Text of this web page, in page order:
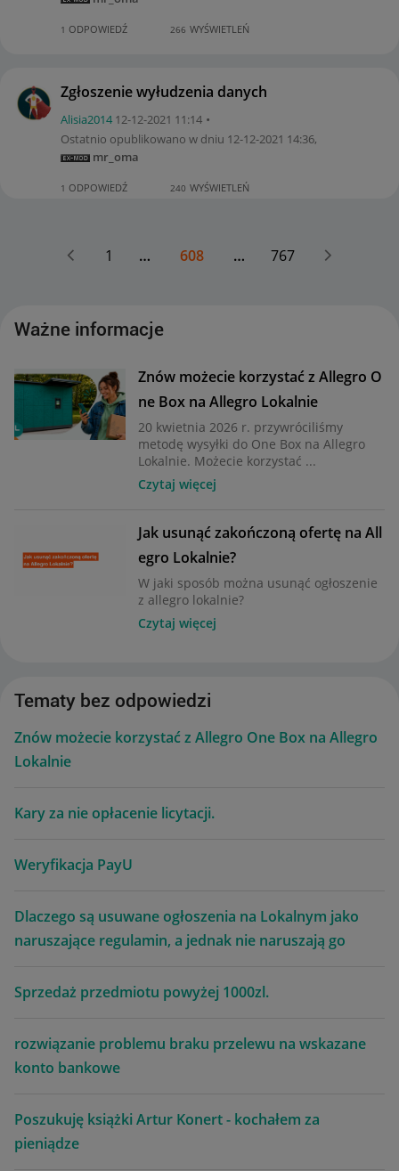
1 ODPOWIEDŹ 266 WYŚWIETLEŃ
Zgłoszenie wyłudzenia danych
Alisia2014 ‎12-12-2021 11:14
Ostatnio opublikowano w dniu ‎12-12-2021 14:36,
mr_oma
1 ODPOWIEDŹ 240 WYŚWIETLEŃ
1 … 608 … 767
Ważne informacje
Znów możecie korzystać z Allegro O
ne Box na Allegro Lokalnie
20 kwietnia 2026 r. przywróciliśmy
metodę wysyłki do One Box na Allegro
Lokalnie. Możecie korzystać ...
Czytaj więcej
Jak usunąć zakończoną ofertę na All
egro Lokalnie?
W jaki sposób można usunąć ogłoszenie
z allegro lokalnie?
Czytaj więcej
Tematy bez odpowiedzi
Znów możecie korzystać z Allegro One Box na Allegro
Lokalnie
Kary za nie opłacenie licytacji.
Weryfikacja PayU
Dlaczego są usuwane ogłoszenia na Lokalnym jako
naruszające regulamin, a jednak nie naruszają go
Sprzedaż przedmiotu powyżej 1000zl.
rozwiązanie problemu braku przelewu na wskazane
konto bankowe
Poszukuję książki Artur Konert - kochałem za
pieniądze